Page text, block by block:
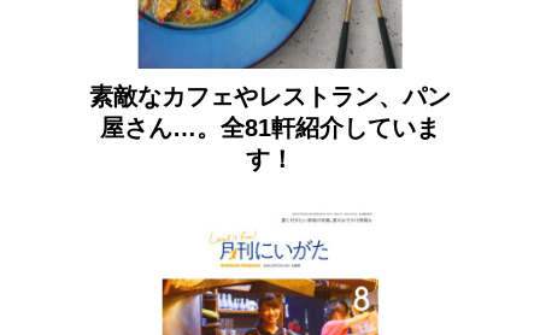
素敵なカフェやレストラン、パン
屋さん…。全81軒紹介していま
す！